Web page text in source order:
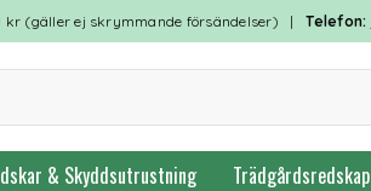
kr (gäller ej skrymmande försändelser) |Telefon:
& Skyddsutrustning Trädgårdsredskap